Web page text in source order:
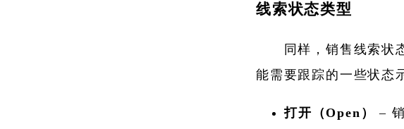
线索状态类型
同样，销售线索状
能需要跟踪的一些状态
打开（Open）
–